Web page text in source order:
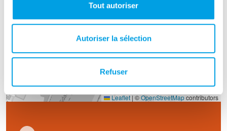
Tout autoriser
Autoriser la sélection
Refuser
Leaflet|©OpenStreetMapcontributors